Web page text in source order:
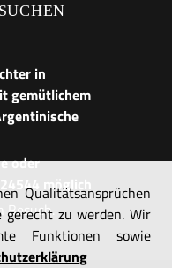
in
gemütlichem
oder
möglich
Qualitätsansprüchen
gerecht zu werden. Wir
Funktionen sowie